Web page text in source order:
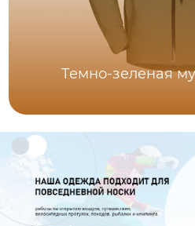
Темно-зеленая